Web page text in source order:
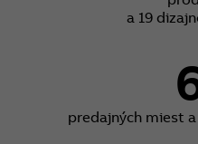
a 19
predajných miest